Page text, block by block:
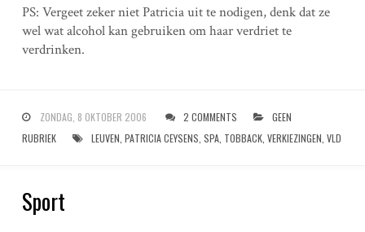
PS: Vergeet zeker niet Patricia uit te nodigen, denk dat ze
wel wat alcohol kan gebruiken om haar verdriet te
verdrinken.
ZONDAG, 8 OKTOBER 2006 2 COMMENTS
GEEN
RUBRIEK
LEUVEN PATRICIA CEYSENS SPA, TOBBACK, VERKIEZINGEN VLD
Sport